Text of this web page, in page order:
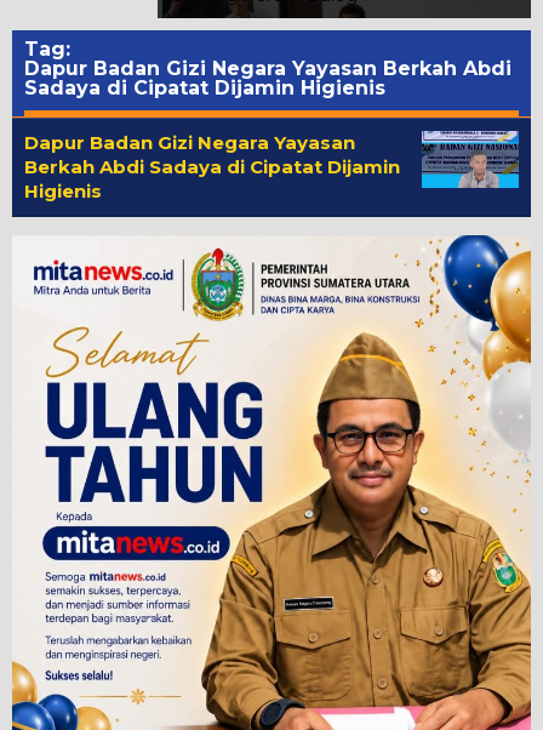
Tag:
Dapur Badan Gizi Negara Yayasan Berkah Abdi
Sadaya di Cipatat Dijamin Higienis
Dapur Badan Gizi Negara Yayasan
Berkah Abdi Sadaya di Cipatat Dijamin
Higienis